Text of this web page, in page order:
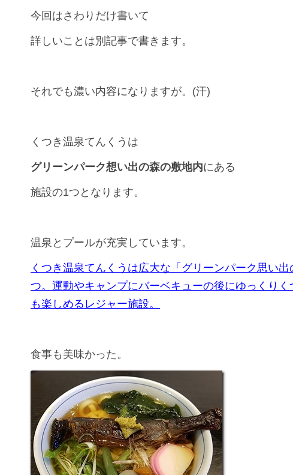
今回はさわりだけ書いて
詳しいことは別記事で書きます。
それでも濃い内容になりますが。(汗)
くつき温泉てんくうは
グリーンパーク想い出の森の敷地内にある
施設の1つとなります。
温泉とプールが充実しています。
くつき温泉てんくうは広大な「グリーンパーク思い
つ。運動やキャンプにバーベキューの後にゆっくり
も楽しめるレジャー施設。
食事も美味かった。